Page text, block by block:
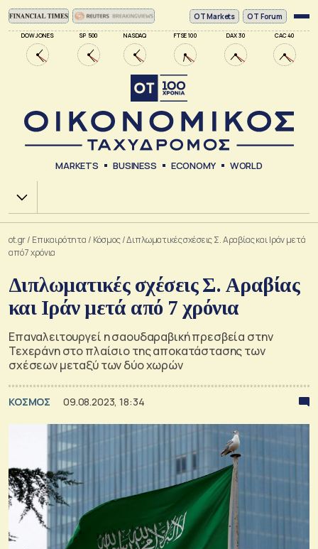
DOW JONES SP 500 NASDAQ FTSE 100 DAX 30 CAC 40
ΟΤ Markets OT Forum
MARKETS BUSINESS ECONOMY WORLD
Χ.Α.
ot.gr/ Επικαιρότητα / Κόσμος/Διπλωματικές σχέσεις Σ. Αραβίας και Ιράν μετά
από 7 χρόνια
Διπλωματικές σχέσεις Σ. Αραβίας
και Ιράν μετά από 7 χρόνια
Επαναλειτουργεί η σαουδαραβική πρεσβεία στην
Τεχεράνη στο πλαίσιο της αποκατάστασης των
σχέσεων μεταξύ των δύο χωρών
ΚΟΣΜΟΣ 09.08.2023, 18:34